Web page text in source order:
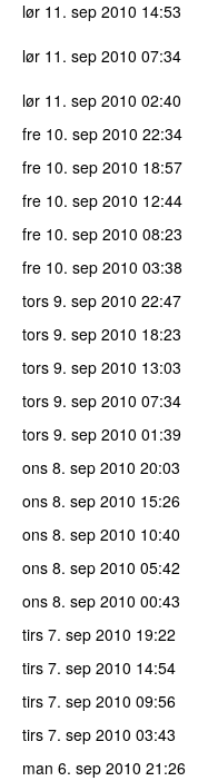
lør 11. sep 2010 14:53
lør 11. sep 2010 07:34
lør 11. sep 2010 02:40
fre 10. sep 2010 22:34
fre 10. sep 2010 18:57
fre 10. sep 2010 12:44
fre 10. sep 2010 08:23
fre 10. sep 2010 03:38
tors 9. sep 2010 22:47
tors 9. sep 2010 18:23
tors 9. sep 2010 13:03
tors 9. sep 2010 07:34
tors 9. sep 2010 01:39
ons 8. sep 2010 20:03
ons 8. sep 2010 15:26
ons 8. sep 2010 10:40
ons 8. sep 2010 05:42
ons 8. sep 2010 00:43
tirs 7. sep 2010 19:22
tirs 7. sep 2010 14:54
tirs 7. sep 2010 09:56
tirs 7. sep 2010 03:43
man 6. sep 2010 21:26